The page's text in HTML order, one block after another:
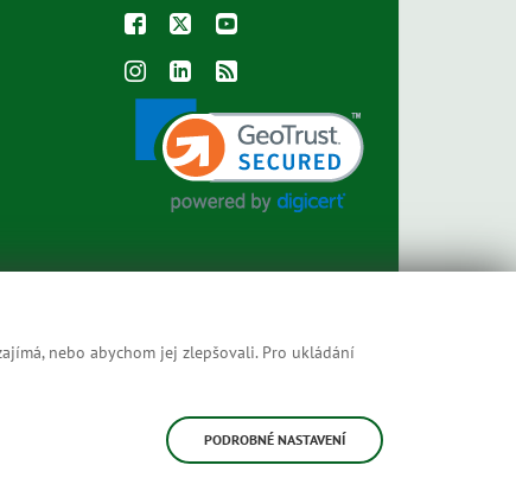
Prohlášení o přístupnosti Mapa stránek
nebo abychom jej zlepšovali. Pro ukládání
PODROBNÉ NASTAVENÍ